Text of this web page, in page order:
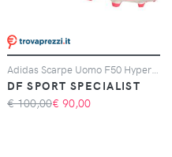
DF SPORT SPECIALIST
€ 100,00€ 90,00